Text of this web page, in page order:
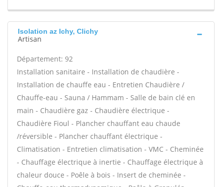
Isolation az Ichy, Clichy
Artisan
Département: 92
Installation sanitaire - Installation de chaudière -
Installation de chauffe eau - Entretien Chaudière /
Chauffe-eau - Sauna / Hammam - Salle de bain clé en
main - Chaudière gaz - Chaudière électrique -
Chaudière Fioul - Plancher chauffant eau chaude
/réversible - Plancher chauffant électrique -
Climatisation - Entretien climatisation - VMC - Cheminée
- Chauffage électrique à inertie - Chauffage électrique à
chaleur douce - Poêle à bois - Insert de cheminée -